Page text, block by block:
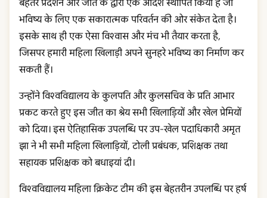
बेहतर प्रदर्शन और जीत के द्वारा एक आदर्श स्थापित किया है जो
भविष्य के लिए एक सकारात्मक परिवर्तन की ओर संकेत देता है।
इसके साथ ही एक ऐसा विश्वास और मंच भी तैयार करता है,
जिसपर हमारी महिला खिलाड़ी अपने सुनहरे भविष्य का निर्माण कर
सकती हैं।
उन्होंने विश्वविद्यालय के कुलपति और कुलसचिव के प्रति आभार
प्रकट करते हुए इस जीत का श्रेय सभी खिलाड़ियों और खेल प्रेमियों
को दिया। इस ऐतिहासिक उपलब्धि पर उप-खेल पदाधिकारी अमृत
झा ने भी सभी महिला खिलाड़ियों, टोली प्रबंधक, प्रशिक्षक तथा
सहायक प्रशिक्षक को बधाइयां दी।
विश्वविद्यालय महिला क्रिकेट टीम की इस बेहतरीन उपलब्धि पर हर्ष